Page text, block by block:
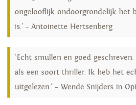
ongelooflijk ondoorgrondelijk het
is.' – Antoinette Hertsenberg
'Echt smullen en goed
als een soort thriller. Ik heb het
uitgelezen.' – Wende Snijders in